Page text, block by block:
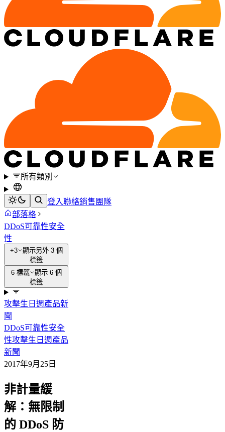
所有類別
登入聯絡銷售團隊
部落格
DDoS可靠性安全
性
+3
顯示另外 3 個
標籤
6 標籤
顯示 6 個
標籤
攻擊生日週產品新
聞
DDoS可靠性安全
性攻擊生日週產品
新聞
2017年9月25日
非計量緩
解：無限制
的 DDoS 防